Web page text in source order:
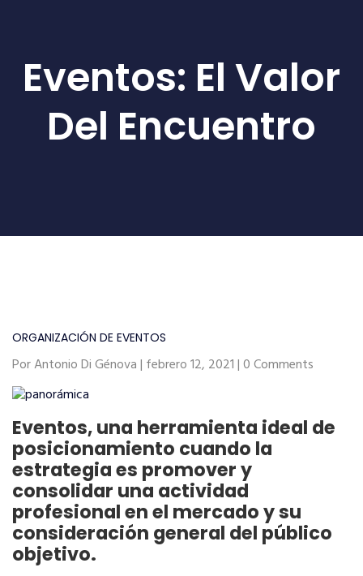
Eventos: El Valor
Del Encuentro
ORGANIZACIÓN DE EVENTOS
Por Antonio Di Génova | febrero 12, 2021 | 0 Comments
Eventos, una herramienta ideal de
posicionamiento cuando la
estrategia es promover y
consolidar una actividad
profesional en el mercado y su
consideración general del público
objetivo.